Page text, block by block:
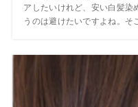
アしたいけれど、安い白髪染
うのは避けたいですよね。そ